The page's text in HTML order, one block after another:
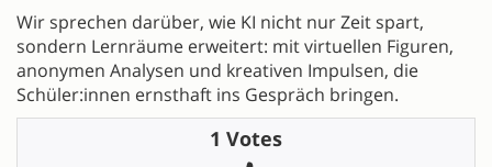
Wir sprechen darüber, wie KI nicht nur Zeit spart,
sondern Lernräume erweitert: mit virtuellen Figuren,
anonymen Analysen und kreativen Impulsen, die
Schüler:innen ernsthaft ins Gespräch bringen.
1 Votes